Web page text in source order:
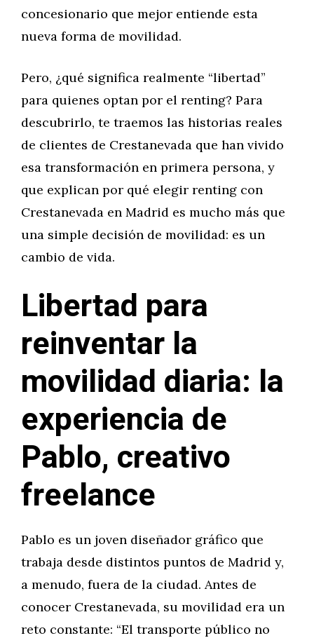
concesionario que mejor entiende esta
nueva forma de movilidad.
Pero, ¿qué significa realmente “libertad”
para quienes optan por el renting? Para
descubrirlo, te traemos las historias reales
de clientes de Crestanevada que han vivido
esa transformación en primera persona, y
que explican por qué elegir renting con
Crestanevada en Madrid es mucho más que
una simple decisión de movilidad: es un
cambio de vida.
Libertad para
reinventar la
movilidad diaria: la
experiencia de
Pablo, creativo
freelance
Pablo es un joven diseñador gráfico que
trabaja desde distintos puntos de Madrid y,
a menudo, fuera de la ciudad. Antes de
conocer Crestanevada, su movilidad era un
reto constante: “El transporte público no